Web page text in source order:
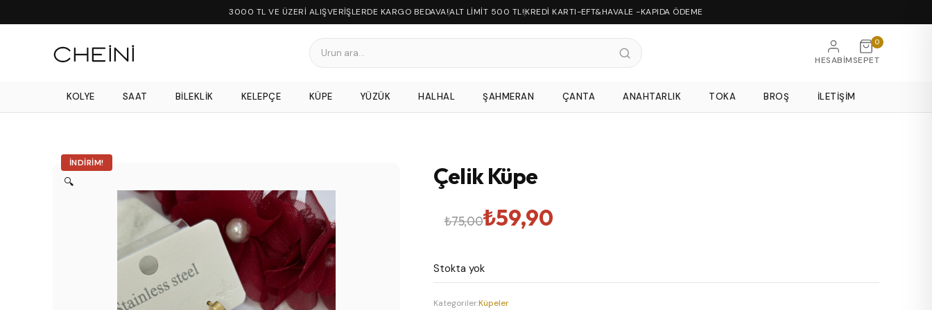
3000 TL VE ÜZERİ ALIŞVERİŞLERDE KARGO BEDAVA!ALT LİMİT 500 TL!KREDİ KARTI-EFT&HAVALE -KAPIDA ÖDEME
HESABIM
0
SEPET
KOLYE SAAT BILEKLIK KELEPÇE KÜPE YÜZÜK HALHAL ŞAHMERAN ÇANTA ANAHTARLIK TOKA BROŞ İLETIŞIM
İNDIRIM!
🔍 Çelik Küpe
₺75,00
Orijinal
₺75,00.
₺59,90
Şu
fiyat:
Stokta yok
Kategoriler:Küpeler